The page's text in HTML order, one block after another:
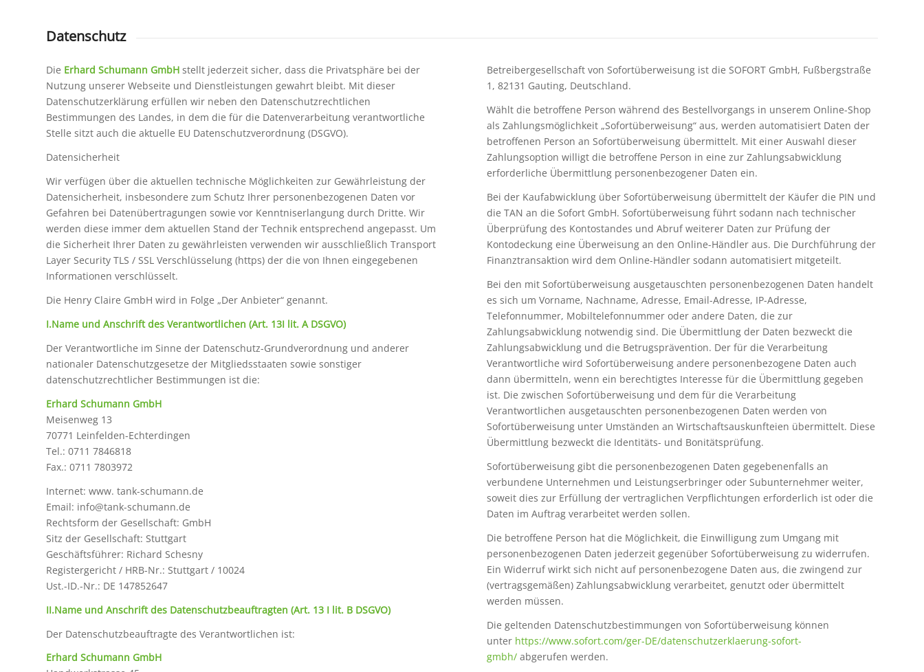
Datenschutz
Die Erhard Schumann GmbH stellt jederzeit sicher, dass die Privatsphäre bei der
Nutzung unserer Webseite und Dienstleistungen gewahrt bleibt. Mit dieser
Datenschutzerklärung erfüllen wir neben den Datenschutzrechtlichen
Bestimmungen des Landes, in dem die für die Datenverarbeitung verantwortliche
Stelle sitzt auch die aktuelle EU Datenschutzverordnung (DSGVO).
Datensicherheit
Wir verfügen über die aktuellen technische Möglichkeiten zur Gewährleistung der
Datensicherheit, insbesondere zum Schutz Ihrer personenbezogenen Daten vor
Gefahren bei Datenübertragungen sowie vor Kenntniserlangung durch Dritte. Wir
werden diese immer dem aktuellen Stand der Technik entsprechend angepasst. Um
die Sicherheit Ihrer Daten zu gewährleisten verwenden wir ausschließlich Transport
Layer Security TLS / SSL Verschlüsselung (https) der die von Ihnen eingegebenen
Informationen verschlüsselt.
Die Henry Claire GmbH wird in Folge „Der Anbieter“ genannt.
I.Name und Anschrift des Verantwortlichen (Art. 13I lit. A DSGVO)
Der Verantwortliche im Sinne der Datenschutz-Grundverordnung und anderer
nationaler Datenschutzgesetze der Mitgliedsstaaten sowie sonstiger
datenschutzrechtlicher Bestimmungen ist die:
Erhard Schumann GmbH
Meisenweg 13
70771 Leinfelden-Echterdingen
Tel.: 0711 7846818
Fax.: 0711 7803972
Internet: www. tank-schumann.de
Email: info@tank-schumann.de
Rechtsform der Gesellschaft: GmbH
Sitz der Gesellschaft: Stuttgart
Geschäftsführer: Richard Schesny
Registergericht / HRB-Nr.: Stuttgart / 10024
Ust.-ID.-Nr.: DE 147852647
II.Name und Anschrift des Datenschutzbeauftragten (Art. 13 I lit. B DSGVO)
Der Datenschutzbeauftragte des Verantwortlichen ist:
Erhard Schumann GmbH
Betreibergesellschaft von Sofortüberweisung ist die SOFORT GmbH, Fußbergstraße
1, 82131 Gauting, Deutschland.
Wählt die betroffene Person während des Bestellvorgangs in unserem Online-Shop
als Zahlungsmöglichkeit „Sofortüberweisung“ aus, werden automatisiert Daten der
betroffenen Person an Sofortüberweisung übermittelt. Mit einer Auswahl dieser
Zahlungsoption willigt die betroffene Person in eine zur Zahlungsabwicklung
erforderliche Übermittlung personenbezogener Daten ein.
Bei der Kaufabwicklung über Sofortüberweisung übermittelt der Käufer die PIN und
die TAN an die Sofort GmbH. Sofortüberweisung führt sodann nach technischer
Überprüfung des Kontostandes und Abruf weiterer Daten zur Prüfung der
Kontodeckung eine Überweisung an den Online-Händler aus. Die Durchführung der
Finanztransaktion wird dem Online-Händler sodann automatisiert mitgeteilt.
Bei den mit Sofortüberweisung ausgetauschten personenbezogenen Daten handelt
es sich um Vorname, Nachname, Adresse, Email-Adresse, IP-Adresse,
Telefonnummer, Mobiltelefonnummer oder andere Daten, die zur
Zahlungsabwicklung notwendig sind. Die Übermittlung der Daten bezweckt die
Zahlungsabwicklung und die Betrugsprävention. Der für die Verarbeitung
Verantwortliche wird Sofortüberweisung andere personenbezogene Daten auch
dann übermitteln, wenn ein berechtigtes Interesse für die Übermittlung gegeben
ist. Die zwischen Sofortüberweisung und dem für die Verarbeitung
Verantwortlichen ausgetauschten personenbezogenen Daten werden von
Sofortüberweisung unter Umständen an Wirtschaftsauskunfteien übermittelt. Diese
Übermittlung bezweckt die Identitäts- und Bonitätsprüfung.
Sofortüberweisung gibt die personenbezogenen Daten gegebenenfalls an
verbundene Unternehmen und Leistungserbringer oder Subunternehmer weiter,
soweit dies zur Erfüllung der vertraglichen Verpflichtungen erforderlich ist oder die
Daten im Auftrag verarbeitet werden sollen.
Die betroffene Person hat die Möglichkeit, die Einwilligung zum Umgang mit
personenbezogenen Daten jederzeit gegenüber Sofortüberweisung zu widerrufen.
Ein Widerruf wirkt sich nicht auf personenbezogene Daten aus, die zwingend zur
(vertragsgemäßen) Zahlungsabwicklung verarbeitet, genutzt oder übermittelt
werden müssen.
Die geltenden Datenschutzbestimmungen von Sofortüberweisung können
unter https://www.sofort.com/ger-DE/datenschutzerklaerung-sofort-
gmbh/ abgerufen werden.